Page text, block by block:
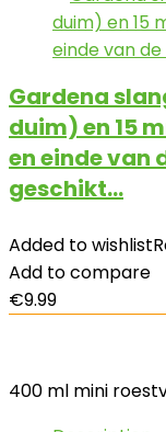
Gardena
duim) en 15
en einde van
geschikt…
Added to wishlist
Add to compare
€9.99
400 ml mini